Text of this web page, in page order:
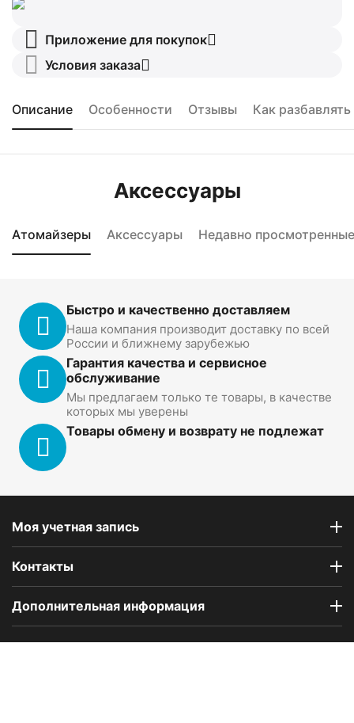
Приложение для покупок
Условия заказа
Описание Особенности Отзывы Как
Аксессуары
Атомайзеры Аксессуары Недавно просмотренные
Быстро и качественно доставляем
Наша компания производит доставку по всей
России и ближнему зарубежью
Гарантия качества и сервисное
обслуживание
Мы предлагаем только те товары, в качестве
которых мы уверены
Товары обмену и возврату не подлежат
Моя учетная запись
Контакты
Дополнительная информация